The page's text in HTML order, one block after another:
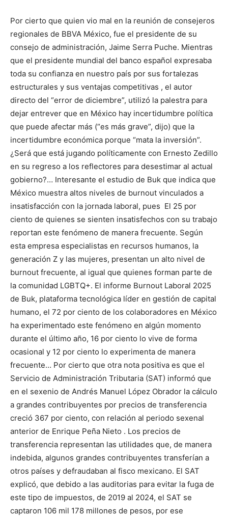
Por cierto que quien vio mal en la reunión de consejeros
regionales de BBVA México, fue el presidente de su
consejo de administración, Jaime Serra Puche. Mientras
que el presidente mundial del banco español expresaba
toda su confianza en nuestro país por sus fortalezas
estructurales y sus ventajas competitivas , el autor
directo del “error de diciembre”, utilizó la palestra para
dejar entrever que en México hay incertidumbre política
que puede afectar más (“es más grave”, dijo) que la
incertidumbre económica porque “mata la inversión”.
¿Será que está jugando políticamente con Ernesto Zedillo
en su regreso a los reflectores para desestimar al actual
gobierno?… Interesante el estudio de Buk que indica que
México muestra altos niveles de burnout vinculados a
insatisfacción con la jornada laboral, pues El 25 por
ciento de quienes se sienten insatisfechos con su trabajo
reportan este fenómeno de manera frecuente. Según
esta empresa especialistas en recursos humanos, la
generación Z y las mujeres, presentan un alto nivel de
burnout frecuente, al igual que quienes forman parte de
la comunidad LGBTQ+. El informe Burnout Laboral 2025
de Buk, plataforma tecnológica líder en gestión de capital
humano, el 72 por ciento de los colaboradores en México
ha experimentado este fenómeno en algún momento
durante el último año, 16 por ciento lo vive de forma
ocasional y 12 por ciento lo experimenta de manera
frecuente… Por cierto que otra nota positiva es que el
Servicio de Administración Tributaria (SAT) informó que
en el sexenio de Andrés Manuel López Obrador la cálculo
a grandes contribuyentes por precios de transferencia
creció 367 por ciento, con relación al periodo sexenal
anterior de Enrique Peña Nieto . Los precios de
transferencia representan las utilidades que, de manera
indebida, algunos grandes contribuyentes transferían a
otros países y defraudaban al fisco mexicano. El SAT
explicó, que debido a las auditorias para evitar la fuga de
este tipo de impuestos, de 2019 al 2024, el SAT se
captaron 106 mil 178 millones de pesos, por ese